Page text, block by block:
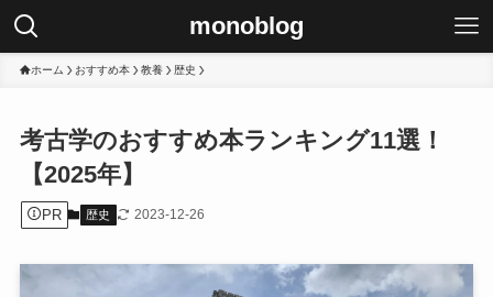
monoblog
ホーム おすすめ本 教養 歴史
考古学のおすすめ本ランキング11選！
【2025年】
PR 歴史 2023-12-26